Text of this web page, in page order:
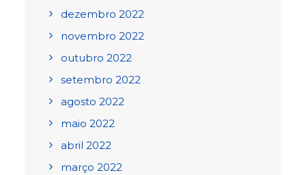
dezembro 2022
novembro 2022
outubro 2022
setembro 2022
agosto 2022
maio 2022
abril 2022
março 2022